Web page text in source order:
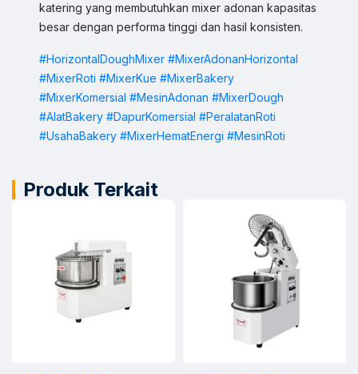
katering yang membutuhkan mixer adonan kapasitas
besar dengan performa tinggi dan hasil konsisten.
#HorizontalDoughMixer #MixerAdonanHorizontal
#MixerRoti #MixerKue #MixerBakery
#MixerKomersial #MesinAdonan #MixerDough
#AlatBakery #DapurKomersial #PeralatanRoti
#UsahaBakery #MixerHematEnergi #MesinRoti
Produk Terkait
Sales
Sofie
Admin
Jam Operasional 08.00–17.00
Support 24/7
Klik kontak untuk membuka WhatsApp.